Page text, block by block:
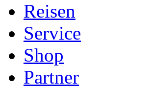
Reisen
Service
Shop
Partner